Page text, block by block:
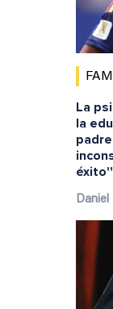
La
la
Daniel